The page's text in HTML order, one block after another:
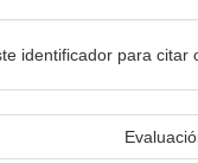
identificador para citar